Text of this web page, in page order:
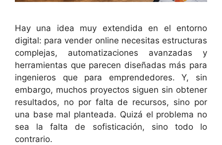
Hay una idea muy extendida en el entorno
digital: para vender online necesitas estructuras
complejas, automatizaciones avanzadas y
herramientas que parecen diseñadas más para
ingenieros que para emprendedores. Y, sin
embargo, muchos proyectos siguen sin obtener
resultados, no por falta de recursos, sino por
una base mal planteada. Quizá el problema no
sea la falta de sofisticación, sino todo lo
contrario.